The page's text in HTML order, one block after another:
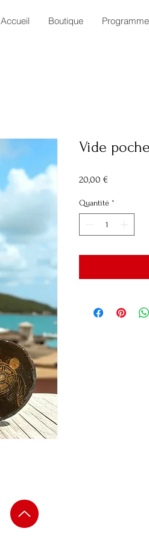
Accueil Boutique
Vide
20,00 €
Quantité *